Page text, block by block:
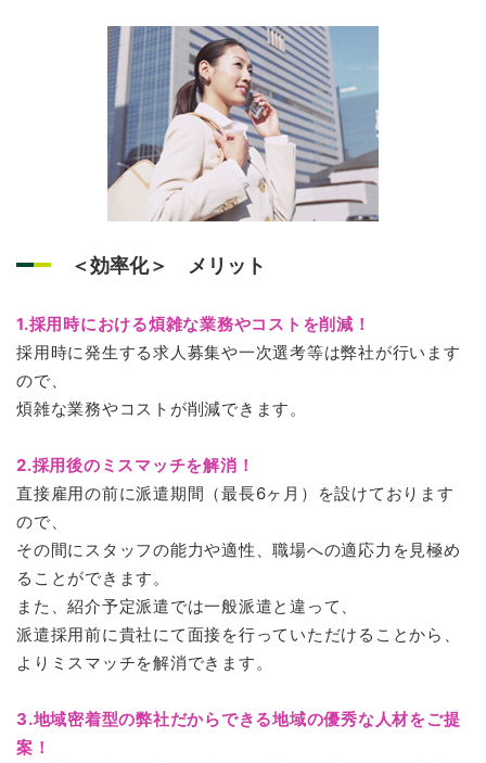
＜効率化＞ メリット
1.採用時における煩雑な業務やコストを削減！
採用時に発生する求人募集や一次選考等は弊社が行います
ので、
煩雑な業務やコストが削減できます。
2.採用後のミスマッチを解消！
直接雇用の前に派遣期間（最長6ヶ月）を設けております
ので、
その間にスタッフの能力や適性、職場への適応力を見極め
ることができます。
また、紹介予定派遣では一般派遣と違って、
派遣採用前に貴社にて面接を行っていただけることから、
よりミスマッチを解消できます。
3.地域密着型の弊社だからできる地域の優秀な人材をご提
案！